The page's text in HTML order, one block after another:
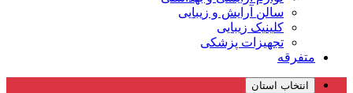
سالن آرایش و زیبایی
کلینیک زیبایی
تجهیزات پزشکی
متفرقه
انتخاب استان